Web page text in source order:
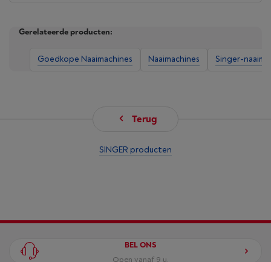
Gerelateerde producten:
Goedkope Naaimachines Naaimachines Singer-
Terug
SINGER producten
BEL ONS
Open vanaf 9 u.